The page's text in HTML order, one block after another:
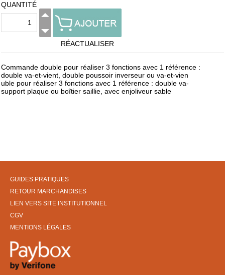
QUANTITÉ
RÉACTUALISER
Commande double pour réaliser 3 fonctions avec 1 référence :
double va-et-vient, double poussoir inverseur ou va-et-vien
uble pour réaliser 3 fonctions avec 1 référence : double va-
support plaque ou boîtier saillie, avec enjoliveur sable
GUIDES PRATIQUES
RETOUR MARCHANDISES
LIEN VERS SITE INSTITUTIONNEL
CGV
MENTIONS LÉGALES